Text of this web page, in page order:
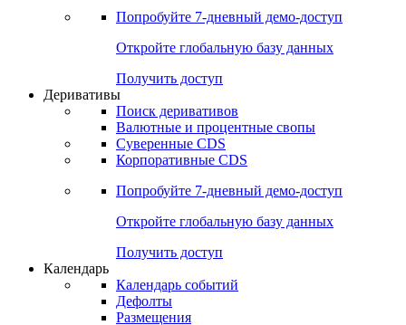
Сравнение ETF & Funds
Поиск Mutual Funds
Попробуйте7-дневный
Откройте глобальную базу данных
Получить доступ
Деривативы
Валютные и процентные свопы
Корпоративные CDS
Попробуйте7-дневный
Откройте глобальную базу данных
Получить доступ